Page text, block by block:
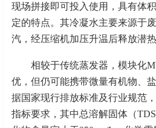
现场拼接即可投入使用，具有体
定的特点。其冷凝水主要来源于
汽，经压缩机加压升温后释放潜
相较于传统蒸发器，模块化
优，但仍可能携带微量有机物、
据国家现行排放标准及行业规范
指标要求，其中总溶解固体（